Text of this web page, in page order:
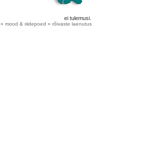
ei tulemusi.
» mood & riidepoed » rõivaste laenutus